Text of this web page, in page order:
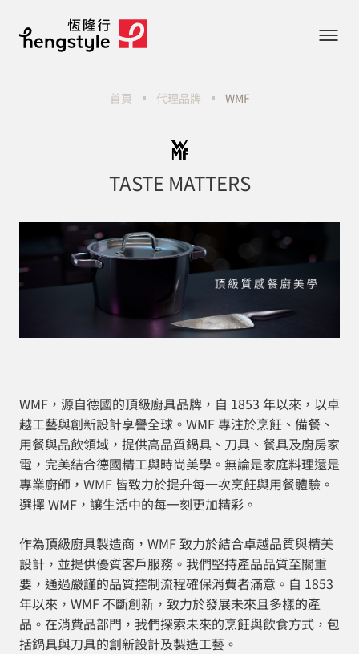
首頁 代理品牌 WMF
TASTE MATTERS
WMF，源自德國的頂級廚具品牌，自 1853 年以來，以卓
越工藝與創新設計享譽全球。WMF 專注於烹飪、備餐、
用餐與品飲領域，提供高品質鍋具、刀具、餐具及廚房家
電，完美結合德國精工與時尚美學。無論是家庭料理還是
專業廚師，WMF 皆致力於提升每一次烹飪與用餐體驗。
選擇 WMF，讓生活中的每一刻更加精彩。
作為頂級廚具製造商，WMF 致力於結合卓越品質與精美
設計，並提供優質客戶服務。我們堅持產品品質至關重
要，通過嚴謹的品質控制流程確保消費者滿意。自 1853
年以來，WMF 不斷創新，致力於發展未來且多樣的產
品。在消費品部門，我們探索未來的烹飪與飲食方式，包
括鍋具與刀具的創新設計及製造工藝。